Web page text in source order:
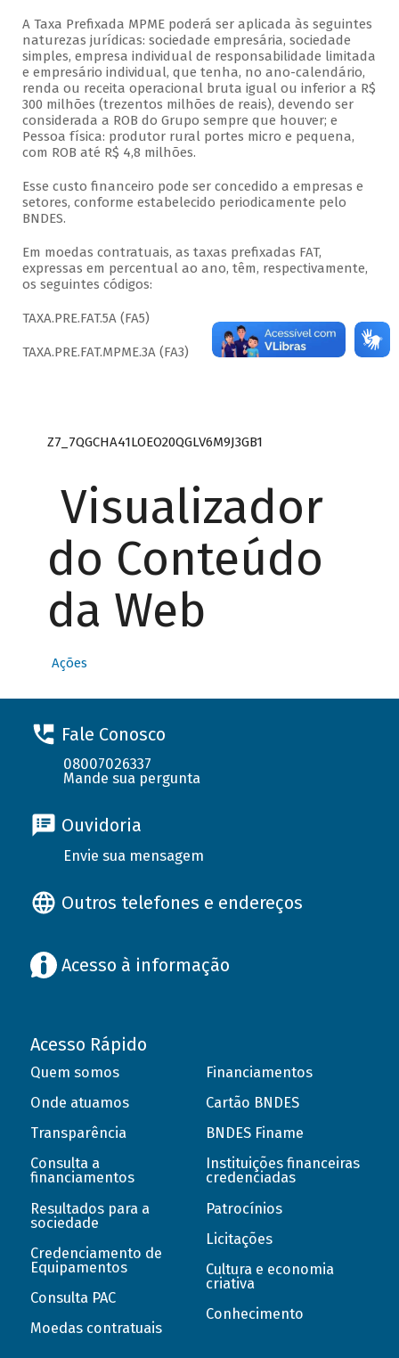
A Taxa Prefixada MPME poderá ser aplicada às seguintes
naturezas jurídicas: sociedade empresária, sociedade
simples, empresa individual de responsabilidade limitada
e empresário individual, que tenha, no ano-calendário,
renda ou receita operacional bruta igual ou inferior a R$
300 milhões (trezentos milhões de reais), devendo ser
considerada a ROB do Grupo sempre que houver; e
Pessoa física: produtor rural portes micro e pequena,
com ROB até R$ 4,8 milhões.
Esse custo financeiro pode ser concedido a empresas e
setores, conforme estabelecido periodicamente pelo
BNDES.
Em moedas contratuais, as taxas prefixadas FAT,
expressas em percentual ao ano, têm, respectivamente,
os seguintes códigos:
TAXA.PRE.FAT.5A (FA5)
TAXA.PRE.FAT.MPME.3A (FA3)
Z7_7QGCHA41LOEO20QGLV6M9J3GB1
Visualizador
do Conteúdo
da Web
Ações
Fale Conosco
08007026337
Mande sua pergunta
Ouvidoria
Envie sua mensagem
Outros telefones e endereços
Acesso à informação
Acesso Rápido
Quem somos
Onde atuamos
Transparência
Consulta a
financiamentos
Resultados para a
sociedade
Credenciamento de
Equipamentos
Consulta PAC
Moedas contratuais
Financiamentos
Cartão BNDES
BNDES Finame
Instituições financeiras
credenciadas
Patrocínios
Licitações
Cultura e economia
criativa
Conhecimento